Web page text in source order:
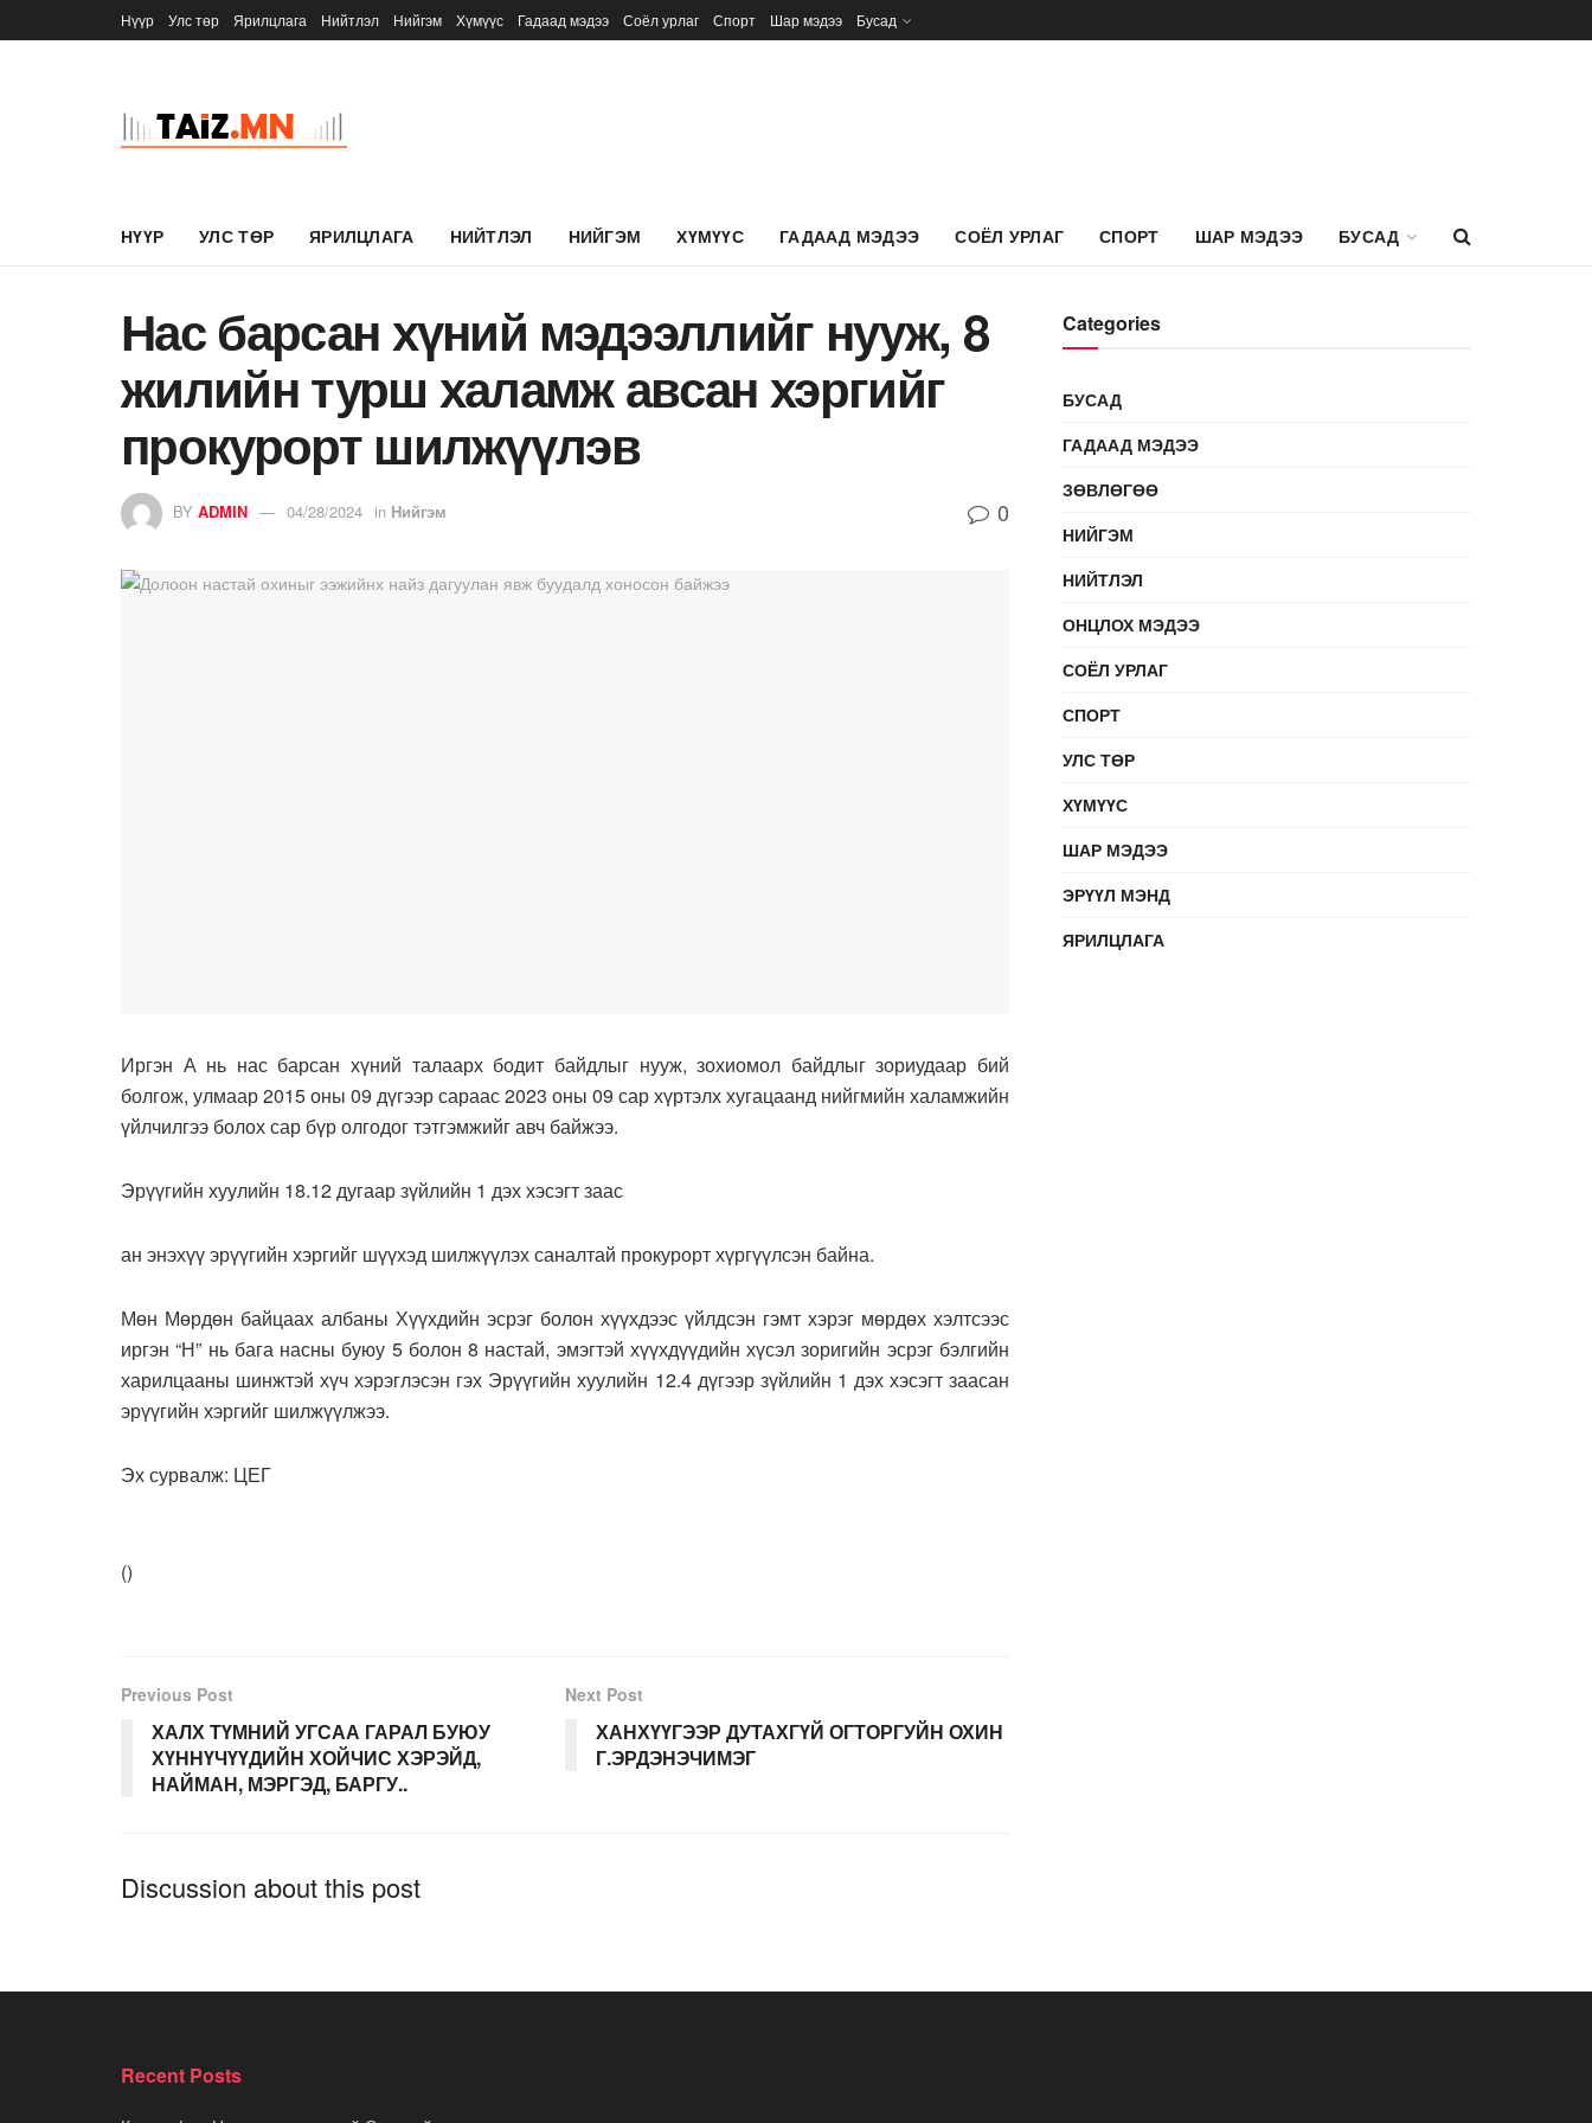
Нүүр Улс төр Ярилцлага Нийтлэл Нийгэм Хүмүүс Гадаад мэдээ Соёл урлаг Спорт Шар мэдээ Бусад
НҮҮР УЛС ТӨР ЯРИЛЦЛАГА НИЙТЛЭЛ НИЙГЭМ ХҮМҮҮС ГАДААД МЭДЭЭ СОЁЛ УРЛАГ СПОРТ ШАР МЭДЭЭ БУСАД
Нас барсан хүний мэдээллийг нууж, 8
жилийн турш халамж авсан хэргийг
прокурорт шилжүүлэв
BY ADMIN 04/28/2024 in Нийгэм 0
Иргэн А нь нас барсан хүний талаарх бодит байдлыг нууж, зохиомол байдлыг зориудаар бий
болгож, улмаар 2015 оны 09 дүгээр сараас 2023 оны 09 сар хүртэлх хугацаанд нийгмийн халамжийн
үйлчилгээ болох сар бүр олгодог тэтгэмжийг авч байжээ.
Эрүүгийн хуулийн 18.12 дугаар зүйлийн 1 дэх хэсэгт заас
ан энэхүү эрүүгийн хэргийг шүүхэд шилжүүлэх саналтай прокурорт хүргүүлсэн байна.
Мөн Мөрдөн байцаах албаны Хүүхдийн эсрэг болон хүүхдээс үйлдсэн гэмт хэрэг мөрдөх хэлтсээс
иргэн “Н” нь бага насны буюу 5 болон 8 настай, эмэгтэй хүүхдүүдийн хүсэл зоригийн эсрэг бэлгийн
харилцааны шинжтэй хүч хэрэглэсэн гэх Эрүүгийн хуулийн 12.4 дүгээр зүйлийн 1 дэх хэсэгт заасан
эрүүгийн хэргийг шилжүүлжээ.
Эх сурвалж: ЦЕГ
()
Previous Post
ХАЛХ ТҮМНИЙ УГСАА ГАРАЛ БУЮУ
ХҮННҮЧҮҮДИЙН ХОЙЧИС ХЭРЭЙД,
НАЙМАН, МЭРГЭД, БАРГУ..
Next Post
ХАНХҮҮГЭЭР ДУТАХГҮЙ ОГТОРГУЙН ОХИН
Г.ЭРДЭНЭЧИМЭГ
Discussion about this post
Categories
БУСАД
ГАДААД МЭДЭЭ
ЗӨВЛӨГӨӨ
НИЙГЭМ
НИЙТЛЭЛ
ОНЦЛОХ МЭДЭЭ
СОЁЛ УРЛАГ
СПОРТ
УЛС ТӨР
ХҮМҮҮС
ШАР МЭДЭЭ
ЭРҮҮЛ МЭНД
ЯРИЛЦЛАГА
Recent Posts